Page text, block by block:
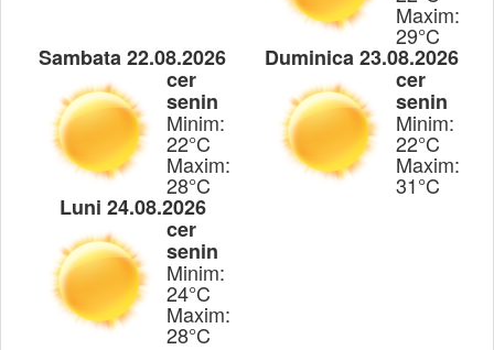
Maxim:
29°C
Sambata 22.08.2026
cer
senin
Minim:
22°C
Maxim:
28°C
Duminica 23.08.2026
cer
senin
Minim:
22°C
Maxim:
31°C
Luni 24.08.2026
cer
senin
Minim:
24°C
Maxim:
28°C